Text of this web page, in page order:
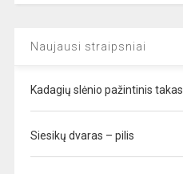
Naujausi straipsniai
Kadagių slėnio pažintinis takas
Siesikų dvaras – pilis